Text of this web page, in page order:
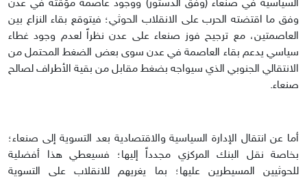
السياسية في صنعاء (وفق الدستور) ووجود عاصمة مؤقتة في عدن
وفق ما اقتضته الحرب على الانقلاب الحوثي؛ فيتوقع بقاء النزاع بين
العاصمتين، مع ترجيح فوز صنعاء على عدن نظراً لعدم وجود غطاء
سياسي يدعم بقاء العاصمة في عدن سوى بعض الضغط المحتمل من
الانتقالي الجنوبي الذي سيواجه بضغط مقابل من بقية الأطراف لصالح
صنعاء.
أما عن انتقال الإدارة السياسية والاقتصادية بعد التسوية إلى صنعاء؛
بخاصة نقل البنك المركزي مجدداً إليها؛ فسيعطي هذا أفضلية
للحوثيين المسيطرين عليها؛ بما يغريهم للانقلاب على التسوية